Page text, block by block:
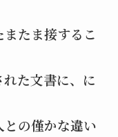
たま接するこ
た文書に、に
の僅かな違い